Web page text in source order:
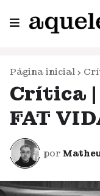
Página inicial
Crítica |
FAT
por